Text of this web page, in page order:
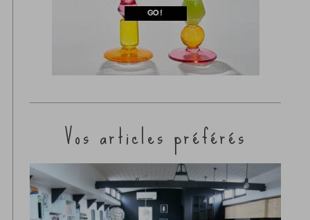
Vos articles préférés